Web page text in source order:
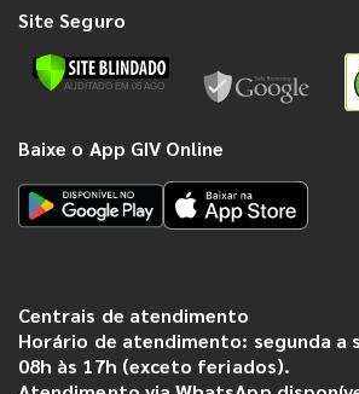
Site Seguro
Baixe o App GIV Online
Centrais de atendimento
Horário de atendimento: segunda a
08h às 17h (exceto feriados).